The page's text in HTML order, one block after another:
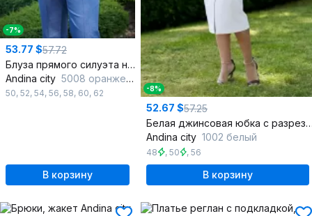
-7%
53.77 $57.72
Блуза прямого силуэта на стойке с защипами демисезон
Andina city 5008 оранжевый
50, 52, 54, 56, 58, 60, 62
В корзину
-8%
52.67 $57.25
Белая джинсовая юбка с
Andina city 1002 белый
48 , 50 , 56
В корзину